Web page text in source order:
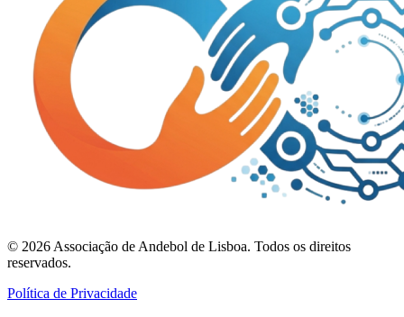
© 2026 Associação de Andebol de Lisboa. Todos os direitos
reservados.
Política de Privacidade